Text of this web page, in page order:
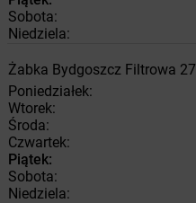
Sobota:
Niedziela:
Żabka Bydgoszcz Filtrowa 27
Poniedziałek:
Wtorek:
Środa:
Czwartek:
Piątek:
Sobota:
Niedziela: